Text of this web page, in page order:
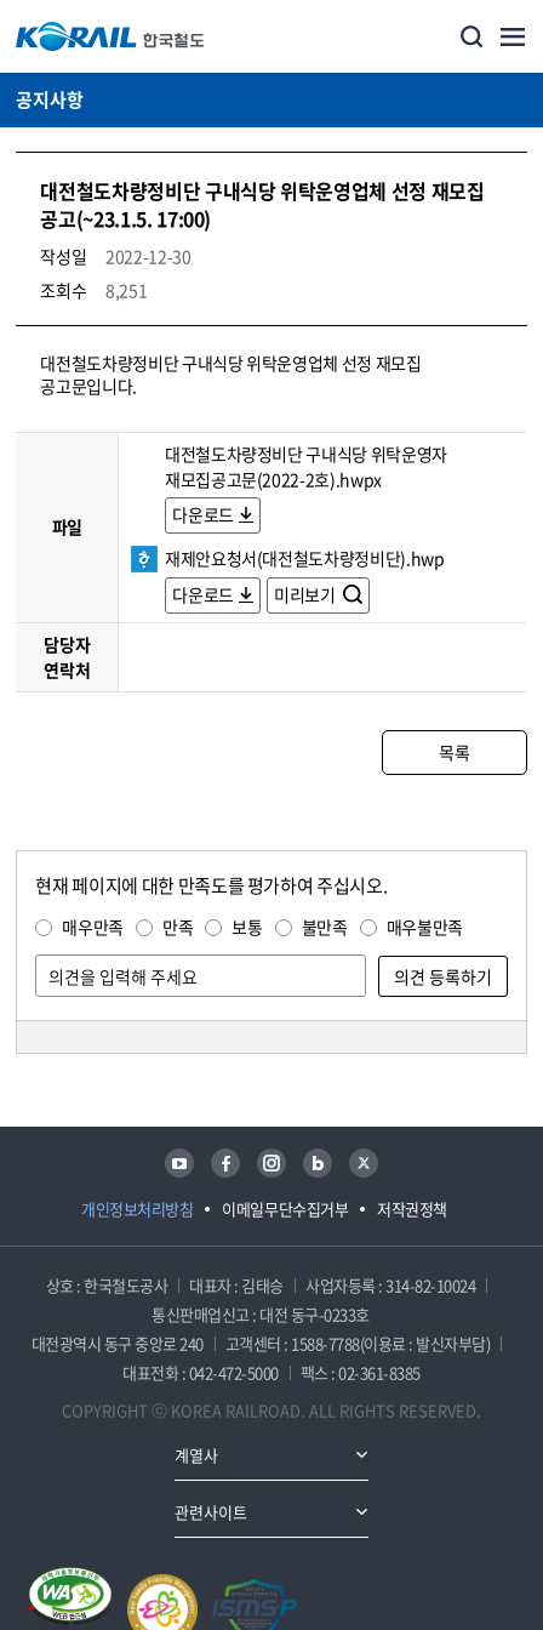
공지사항
대전철도차량정비단 구내식당 위탁운영업체 선정 재모집
공고(~23.1.5. 17:00)
작성일
2022-12-30
조회수
8,251
뉴스·홍보_공지사항 상세보기 – 내용, 파일, 담당자 연락처로 구성
대전철도차량정비단 구내식당 위탁운영업체 선정 재모집
공고문입니다.
파일
대전철도차량정비단 구내식당 위탁운영자
재모집공고문(2022-2호).hwpx
다운로드
재제안요청서(대전철도차량정비단).hwp
다운로드
미리보기
담당자
연락처
목록
현재 페이지에 대한 만족도를 평가하여 주십시오.
매우만족 만족 보통 불만족 매우불만족
개인정보처리방침 이메일무단수집거부 저작권정책
유튜브 페이스북 인스타그램 블로그 트위터
상호 : 한국철도공사 대표자 : 김태승
사업자등록 : 314-82-10024
통신판매업신고 : 대전 동구-0233호
대전광역시 동구 중앙로 240
고객센터 : 1588-7788(이용료 : 발신자부담)
대표전화 : 042-472-5000
팩스 : 02-361-8385
COPYRIGHT ⓒ KOREA RAILROAD. ALL RIGHTS RESERVED.
계열사
관련사이트